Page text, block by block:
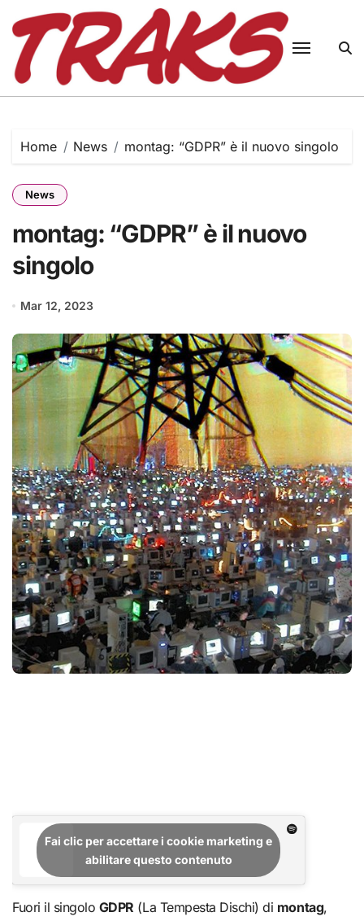
content
Home News montag: “GDPR” è il nuovo singolo
News
montag: “GDPR” è il nuovo
singolo
Mar 12, 2023
Fai clic per accettare i cookie marketing e
abilitare questo contenuto
Fuori il singolo GDPR (La Tempesta Dischi) di montag,